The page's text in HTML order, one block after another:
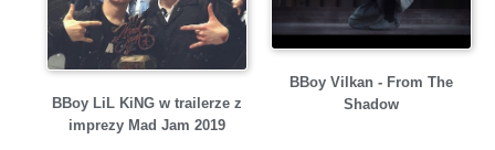
BBoy LiL KiNG w trailerze z
imprezy Mad Jam 2019
BBoy Vilkan - From The
Shadow